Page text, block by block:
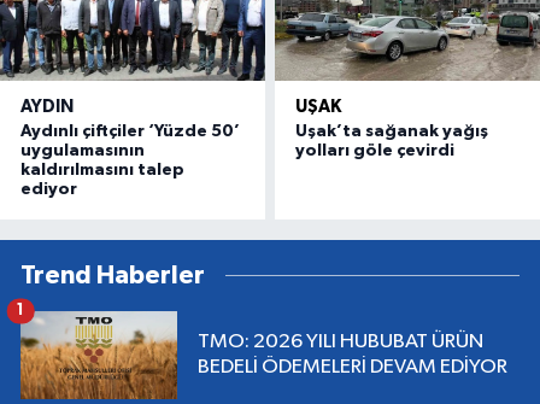
AYDIN
Aydınlı çiftçiler ‘Yüzde 50’
uygulamasının
kaldırılmasını talep
ediyor
UŞAK
Uşak’ta sağanak yağış
yolları göle çevirdi
Trend Haberler
TMO: 2026 YILI HUBUBAT ÜRÜN
BEDELİ ÖDEMELERİ DEVAM EDİYOR
1